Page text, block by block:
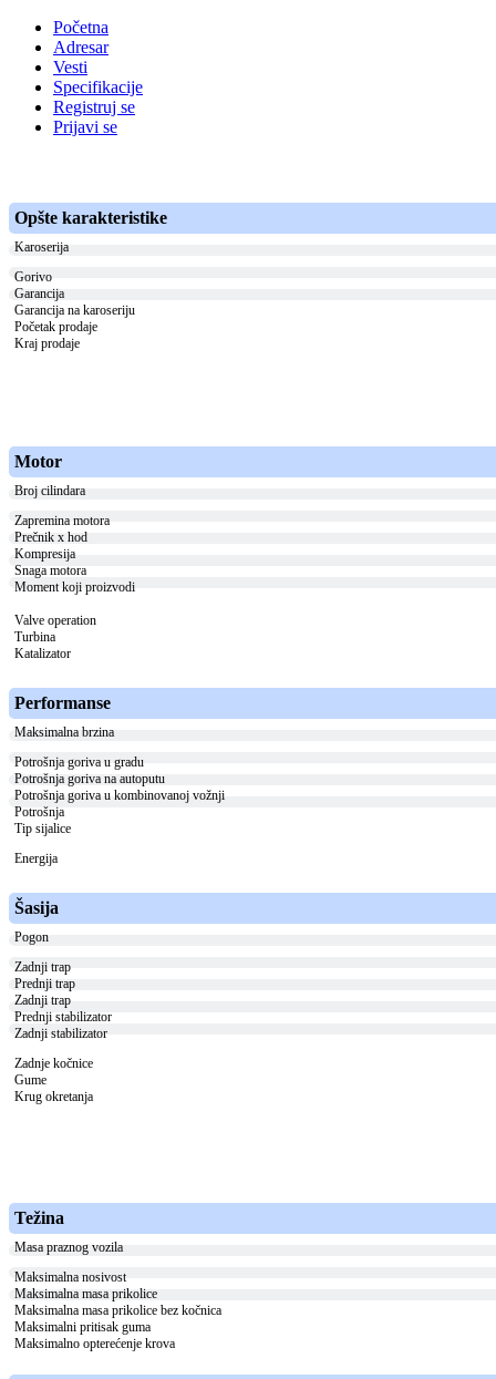
Početna
Adresar
Vesti
Specifikacije
Registruj se
Prijavi se
Opšte karakteristike
Karoserija
Gorivo
Garancija
Garancija na karoseriju
Početak prodaje
Kraj prodaje
Motor
Broj cilindara
Zapremina motora
Prečnik x hod
Kompresija
Snaga motora
Moment koji proizvodi
Valve operation
Turbina
Katalizator
Performanse
Maksimalna brzina
Potrošnja goriva u gradu
Potrošnja goriva na autoputu
Potrošnja goriva u kombinovanoj vožnji
Potrošnja
Tip sijalice
Energija
Šasija
Pogon
Zadnji trap
Prednji trap
Zadnji trap
Prednji stabilizator
Zadnji stabilizator
Zadnje kočnice
Gume
Krug okretanja
Težina
Masa praznog vozila
Maksimalna nosivost
Maksimalna masa prikolice
Maksimalna masa prikolice bez kočnica
Maksimalni pritisak guma
Maksimalno opterećenje krova